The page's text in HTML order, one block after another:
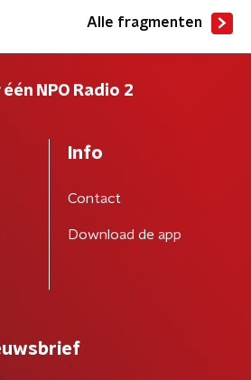
Alle fragmenten
één NPO Radio 2
Info
Contact
Download de app